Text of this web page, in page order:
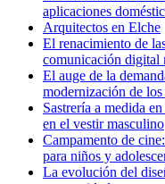
aplicaciones
Arquitectos en Elche
El renacimiento de
comunicación digital
El auge de la
modernización de
Sastrería a medida
en el vestir masculino
Campamento de
para niños y
La evolución del